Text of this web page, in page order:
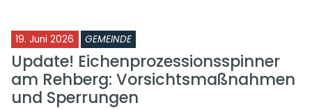
19. Juni 2026 GEMEINDE
Update! Eichenprozessionsspinner
am Rehberg: Vorsichtsmaßnahmen
und Sperrungen